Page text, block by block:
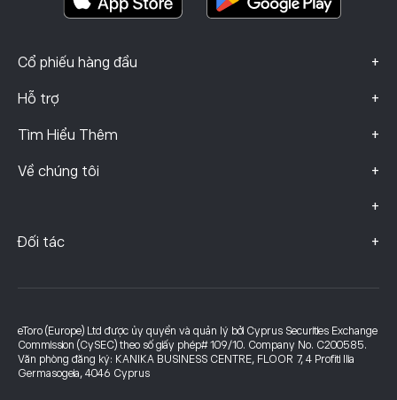
Cổ phiếu hàng đầu +
Hỗ trợ +
Tìm Hiểu Thêm +
Về chúng tôi +
+
Đối tác +
eToro (Europe) Ltd được ủy quyền và quản lý bởi Cyprus Securities Exchange
Commission (CySEC) theo số giấy phép# 109/10. Company No. C200585.
Văn phòng đăng ký: KANIKA BUSINESS CENTRE, FLOOR 7, 4 Profiti Ilia
Germasogeia, 4046 Cyprus